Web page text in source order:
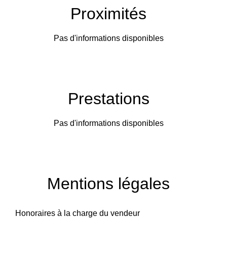
Proximités
Pas d'informations disponibles
Prestations
Pas d'informations disponibles
Mentions légales
Honoraires à la charge du vendeur